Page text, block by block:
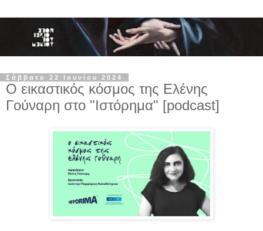
Σάββατο 22 Ιουνίου 2024
Ο εικαστικός κόσμος της Ελένης
Γούναρη στο "Ιστόρημα" [podcast]